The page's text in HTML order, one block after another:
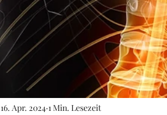
16. Apr. 2024 1 Min. Lesezeit